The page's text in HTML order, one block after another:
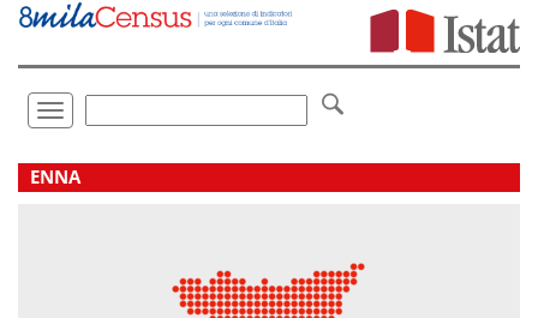
Vai
direttamente
Toggle
navigation
.
ENNA